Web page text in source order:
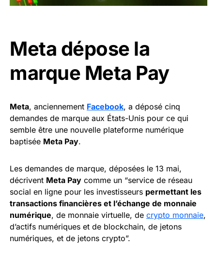
Meta dépose la
marque Meta Pay
Meta, anciennement Facebook, a déposé cinq
demandes de marque aux États-Unis pour ce qui
semble être une nouvelle plateforme numérique
baptisée Meta Pay.
Les demandes de marque, déposées le 13 mai,
décrivent Meta Pay comme un “service de réseau
social en ligne pour les investisseurs permettant les
transactions financières et l’échange de monnaie
numérique, de monnaie virtuelle, de crypto monnaie,
d’actifs numériques et de blockchain, de jetons
numériques, et de jetons crypto”.